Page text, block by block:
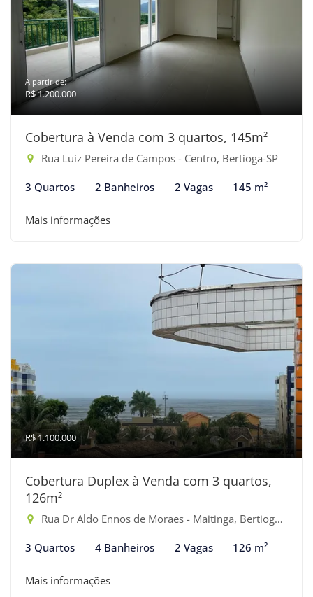
A partir de:
R$ 1.200.000
Cobertura à Venda com 3 quartos, 145m²
Rua Luiz Pereira de Campos - Centro, Bertioga-SP
3 Quartos 2 Banheiros 2 Vagas 145 m²
Mais informações
R$ 1.100.000
Cobertura Duplex à Venda com 3 quartos,
126m²
Rua Dr Aldo Ennos de Moraes - Maitinga, Bertioga-SP
3 Quartos 4 Banheiros 2 Vagas 126 m²
Mais informações